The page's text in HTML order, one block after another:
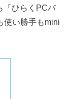
「ひらくPCバ
使い勝手もmini